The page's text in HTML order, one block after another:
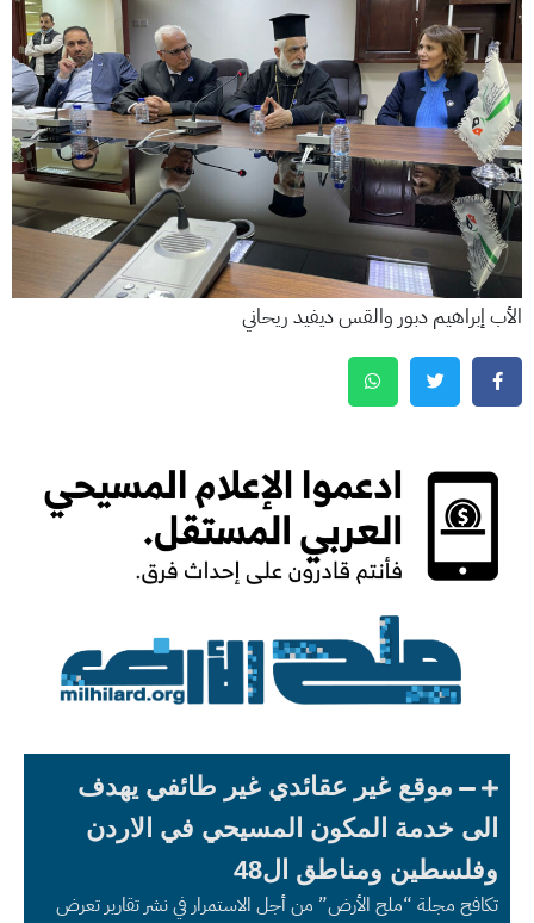
الأب إبراهيم دبور والقس ديفيد ريحاني
موقع غير عقائدي غير طائفي يهدف
الى خدمة المكون المسيحي في الاردن
وفلسطين ومناطق ال48
تكافح مجلة “ملح الأرض” من أجل الاستمرار في نشر تقارير تعرض